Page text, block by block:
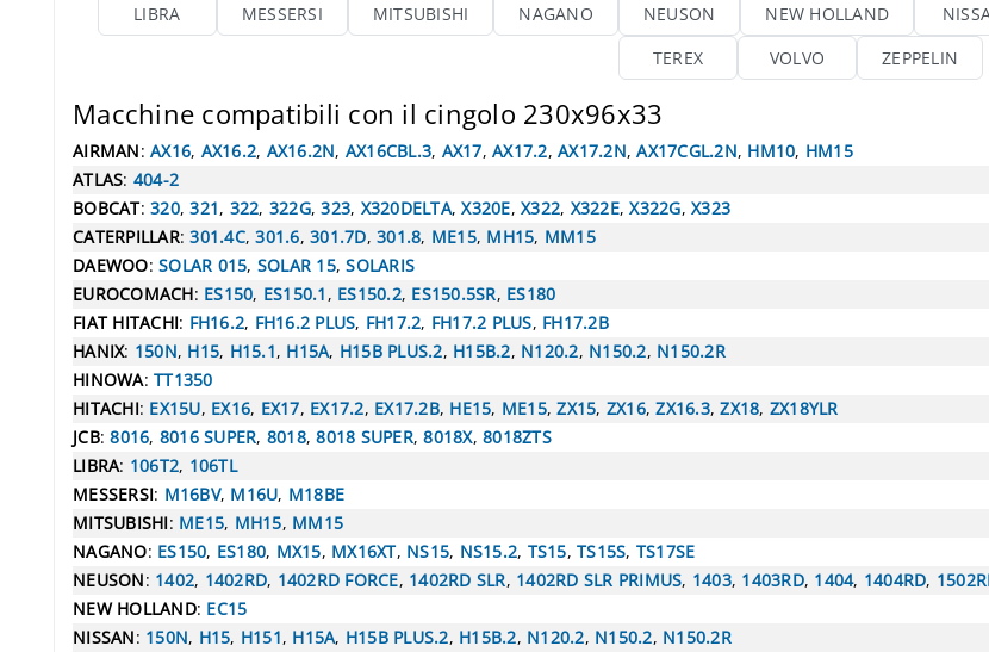
LIBRA
MESSERSI MITSUBISHI NAGANO NEUSON NEW HOLLAND
TEREX
VOLVO ZEPPELIN
Macchine compatibili con il cingolo 230x96x33
AIRMAN: AX16, AX16.2, AX16.2N, AX16CBL.3, AX17, AX17.2, AX17.2N,AX17CGL.2N, HM10, HM15
ATLAS: 404-2
BOBCAT: 320,321, 322, 322G,323, X320DELTA,X320E, X322, X322E,X322G, X323
CATERPILLAR:301.4C,301.6, 301.7D, 301.8, ME15, MH15, MM15
DAEWOO: SOLAR 015, SOLAR 15,SOLARIS
EUROCOMACH: ES150, ES150.1 , ES150.2, ES150.5SR, ES180
FIAT HITACHI: FH16.2, FH16.2 PLUS, FH17.2, FH17.2 PLUS, FH17.2B
HANIX: 150N, H15, H15.1, H15A, H15B PLUS.2, H15B.2, N120.2, N150.2, N150.2R
HINOWA: TT1350
HITACHI: EX15U, EX16, EX17, EX17.2, EX17.2B, HE15, ME15,ZX15, ZX16,ZX16.3,ZX18, ZX18YLR
JCB:8016, 8016 SUPER, 8018,8018 SUPER,8018X, 8018ZTS
LIBRA: 106T2, 106TL
MESSERSI: M16BV, M16U, M18BE
MITSUBISHI: ME15, MH15, MM15
NAGANO: ES150, ES180, MX15, MX16XT, NS15, NS15.2, TS15, TS15S, TS17SE
NEUSON: 1402, 1402RD, 1402RD FORCE, 1402RD SLR, 1402RD SLR PRIMUS, 1403, 1403RD, 1404, 1404RD,
NEW HOLLAND: EC15
NISSAN: 150N, H15, H151, H15A, H15B PLUS.2, H15B.2, N120.2, N150.2, N150.2R